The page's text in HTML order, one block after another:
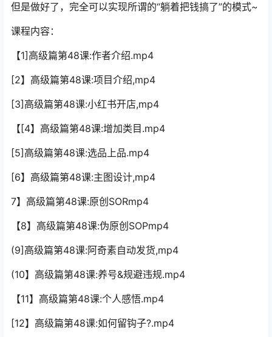
但是做好了，完全可以实现所谓的“躺着把钱搞了”的模式~
课程内容：
【1]高级篇第48课:作者介绍.mp4
[2】高级篇第48课:项目介绍,mp4
[3]高级篇第48课:小红书开店,mp4
【[4】高级篇第48课:增加类目.mp4
[5]高级篇第48课:选品上品.mp4
[6】高级篇第48课:主图设计,mp4
7】高级篇第48课:原创SORmp4
【8】高级篇第48课:伪原创SOPmp4
(9]高级篇第48课:阿奇素自动发货,mp4
(10】高级篇第48课:养号&规避违规.mp4
【11】高级篇第48课:个人感悟.mp4
[12】高级篇第48课:如何留钩子?.mp4